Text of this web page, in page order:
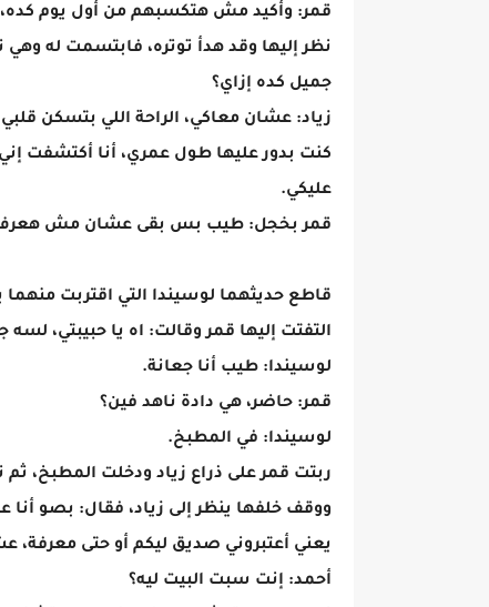
قمر: وأكيد مش هتكسبهم من أول يوم كده،
نظر إليها وقد هدأ توتره، فابتسمت له
جميل كده إزاي؟
زياد: عشان معاكي، الراحة اللي بتسكن
كنت بدور عليها طول عمري، أنا أكتشفت
عليكي.
قمر بخجل: طيب بس بقى عشان مش هعرف
قاطع حديثهما لوسيندا التي اقتربت منهما
التفتت إليها قمر وقالت: اه يا حبيبتي، لسه
لوسيندا: طيب أنا جعانة.
قمر: حاضر، هي دادة ناهد فين؟
لوسيندا: في المطبخ.
ربتت قمر على ذراع زياد ودخلت المطبخ،
ووقف خلفها ينظر إلى زياد، فقال: بصو أنا
يعني أعتبروني صديق ليكم أو حتى معرفة،
أحمد: إنت سبت البيت ليه؟